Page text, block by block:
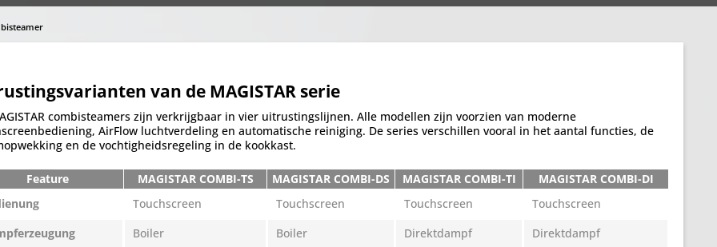
van de MAGISTAR serie
combisteamers zijn verkrijgbaar in vier uitrustingslijnen. Alle modellen zijn voorzien van moderne
AirFlow luchtverdeling en automatische reiniging. De series verschillen vooral in het aantal functies, de
en de vochtigheidsregeling in de kookkast.
Feature MAGISTAR COMBI-TS MAGISTAR COMBI-DS MAGISTAR COMBI-TI
MAGISTAR COMBI-DI
Touchscreen Touchscreen Touchscreen
Touchscreen
Boiler Boiler Direktdampf Direktdampf